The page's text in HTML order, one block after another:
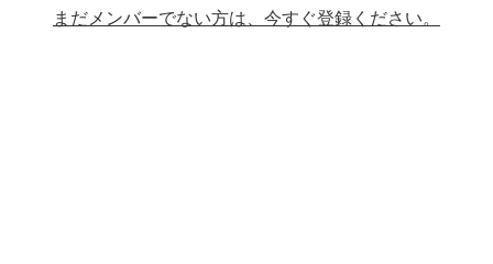
まだメンバーでない方は、今すぐ登録ください。